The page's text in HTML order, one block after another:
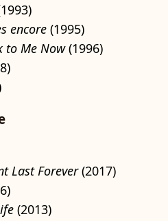
encore (1995)
to Me Now(1996)
Last Forever(2017)
(2013)